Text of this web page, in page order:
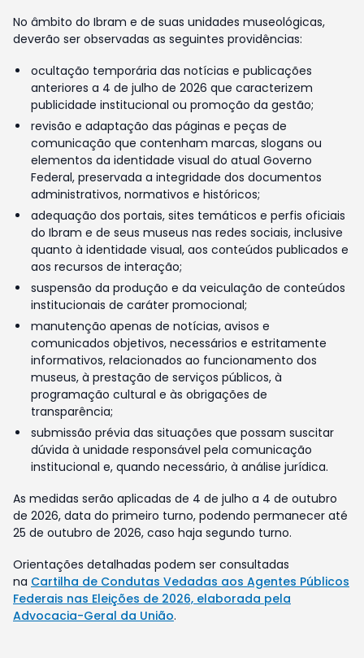
No âmbito do Ibram e de suas unidades museológicas,
deverão ser observadas as seguintes providências:
ocultação temporária das notícias e publicações
anteriores a 4 de julho de 2026 que caracterizem
publicidade institucional ou promoção da gestão;
revisão e adaptação das páginas e peças de
comunicação que contenham marcas, slogans ou
elementos da identidade visual do atual Governo
Federal, preservada a integridade dos documentos
administrativos, normativos e históricos;
adequação dos portais, sites temáticos e perfis oficiais
do Ibram e de seus museus nas redes sociais, inclusive
quanto à identidade visual, aos conteúdos publicados e
aos recursos de interação;
suspensão da produção e da veiculação de conteúdos
institucionais de caráter promocional;
manutenção apenas de notícias, avisos e
comunicados objetivos, necessários e estritamente
informativos, relacionados ao funcionamento dos
museus, à prestação de serviços públicos, à
programação cultural e às obrigações de
transparência;
submissão prévia das situações que possam suscitar
dúvida à unidade responsável pela comunicação
institucional e, quando necessário, à análise jurídica.
As medidas serão aplicadas de 4 de julho a 4 de outubro
de 2026, data do primeiro turno, podendo permanecer até
25 de outubro de 2026, caso haja segundo turno.
Orientações detalhadas podem ser consultadas
na Cartilha de Condutas Vedadas aos Agentes Públicos
Federais nas Eleições de 2026, elaborada pela
Advocacia-Geral da União.